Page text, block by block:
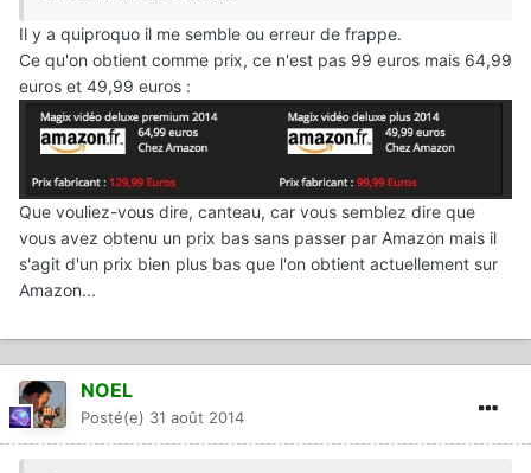
Il y a quiproquo il me semble ou erreur de frappe.
Ce qu'on obtient comme prix, ce n'est pas 99 euros mais 64,99
euros et 49,99 euros :
Que vouliez-vous dire, canteau, car vous semblez dire que
vous avez obtenu un prix bas sans passer par Amazon mais il
s'agit d'un prix bien plus bas que l'on obtient actuellement sur
Amazon...
NOEL
Posté(e) 31 août 2014